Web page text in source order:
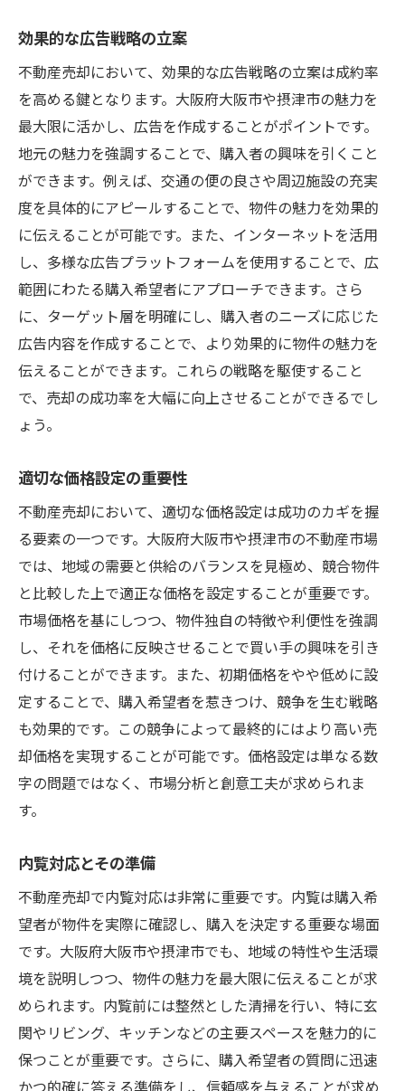
効果的な広告戦略の立案
不動産売却において、効果的な広告戦略の立案は成約率
を高める鍵となります。大阪府大阪市や摂津市の魅力を
最大限に活かし、広告を作成することがポイントです。
地元の魅力を強調することで、購入者の興味を引くこと
ができます。例えば、交通の便の良さや周辺施設の充実
度を具体的にアピールすることで、物件の魅力を効果的
に伝えることが可能です。また、インターネットを活用
し、多様な広告プラットフォームを使用することで、広
範囲にわたる購入希望者にアプローチできます。さら
に、ターゲット層を明確にし、購入者のニーズに応じた
広告内容を作成することで、より効果的に物件の魅力を
伝えることができます。これらの戦略を駆使すること
で、売却の成功率を大幅に向上させることができるでし
ょう。
適切な価格設定の重要性
不動産売却において、適切な価格設定は成功のカギを握
る要素の一つです。大阪府大阪市や摂津市の不動産市場
では、地域の需要と供給のバランスを見極め、競合物件
と比較した上で適正な価格を設定することが重要です。
市場価格を基にしつつ、物件独自の特徴や利便性を強調
し、それを価格に反映させることで買い手の興味を引き
付けることができます。また、初期価格をやや低めに設
定することで、購入希望者を惹きつけ、競争を生む戦略
も効果的です。この競争によって最終的にはより高い売
却価格を実現することが可能です。価格設定は単なる数
字の問題ではなく、市場分析と創意工夫が求められま
す。
内覧対応とその準備
不動産売却で内覧対応は非常に重要です。内覧は購入希
望者が物件を実際に確認し、購入を決定する重要な場面
です。大阪府大阪市や摂津市でも、地域の特性や生活環
境を説明しつつ、物件の魅力を最大限に伝えることが求
められます。内覧前には整然とした清掃を行い、特に玄
関やリビング、キッチンなどの主要スペースを魅力的に
保つことが重要です。さらに、購入希望者の質問に迅速
かつ的確に答える準備をし、信頼感を与えることが求め